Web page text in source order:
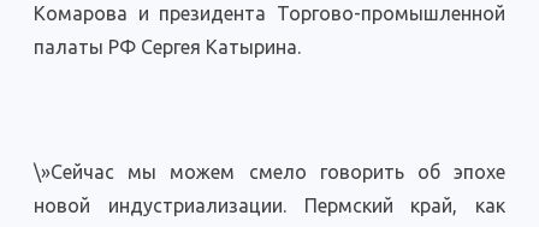
Комарова и президента Торгово-промышленной
палаты РФ Сергея Катырина.
\»Сейчас мы можем смело говорить об эпохе
новой индустриализации. Пермский край, как